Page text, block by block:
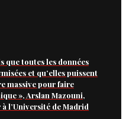
que toutes les données
et qu’elles puissent
massive pour faire
», Arslan Mazouni,
l’Université de Madrid